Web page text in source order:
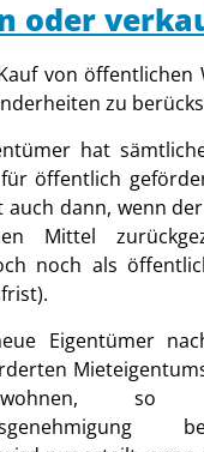
oder
von öffentlichen
zu
hat
öffentlich
auch dann, wenn
Mittel
noch als
Eigentümer
so